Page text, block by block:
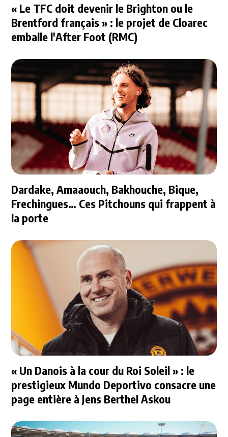
« Le TFC doit devenir le Brighton ou le
Brentford français » : le projet de Cloarec
emballe l'After Foot (RMC)
Dardake, Amaaouch, Bakhouche, Bique,
Frechingues… Ces Pitchouns qui frappent à
la porte
« Un Danois à la cour du Roi Soleil » : le
prestigieux Mundo Deportivo consacre une
page entière à Jens Berthel Askou